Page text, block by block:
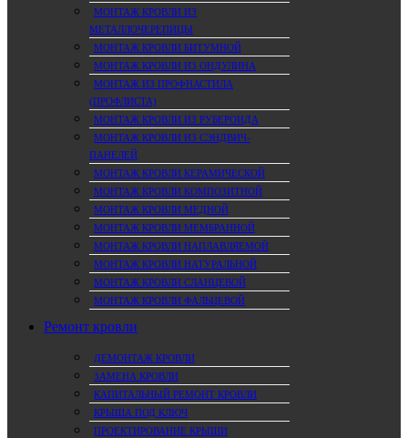
МОНТАЖ КРОВЛИ ИЗ
МЕТАЛЛОЧЕРЕПИЦЫ
МОНТАЖ КРОВЛИ БИТУМНОЙ
МОНТАЖ КРОВЛИ ИЗ ОНДУЛИНА
МОНТАЖ ИЗ ПРОФНАСТИЛА
(ПРОФЛИСТА)
МОНТАЖ КРОВЛИ ИЗ РУБЕРОИДА
МОНТАЖ КРОВЛИ ИЗ СЭНДВИЧ-
ПАНЕЛЕЙ
МОНТАЖ КРОВЛИ КЕРАМИЧЕСКОЙ
МОНТАЖ КРОВЛИ КОМПОЗИТНОЙ
МОНТАЖ КРОВЛИ МЕДНОЙ
МОНТАЖ КРОВЛИ МЕМБРАННОЙ
МОНТАЖ КРОВЛИ НАПЛАВЛЯЕМОЙ
МОНТАЖ КРОВЛИ НАТУРАЛЬНОЙ
МОНТАЖ КРОВЛИ СЛАНЦЕВОЙ
МОНТАЖ КРОВЛИ ФАЛЬЦЕВОЙ
Ремонт кровли
ДЕМОНТАЖ КРОВЛИ
ЗАМЕНА КРОВЛИ
КАПИТАЛЬНЫЙ РЕМОНТ КРОВЛИ
КРЫША ПОД КЛЮЧ
ПРОЕКТИРОВАНИЕ КРЫШИ